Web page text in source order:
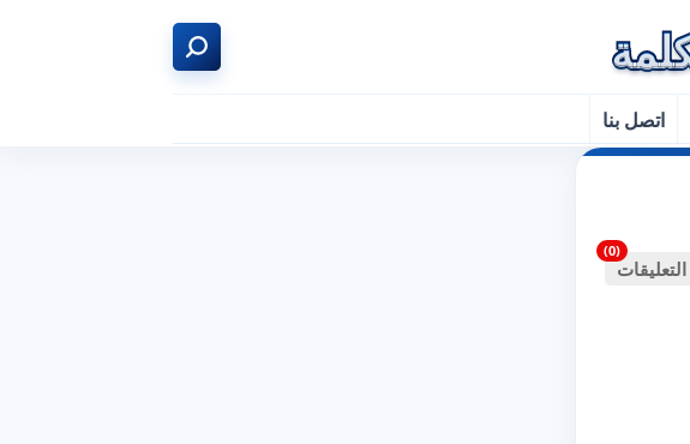
اتصل بنا
التعليقات